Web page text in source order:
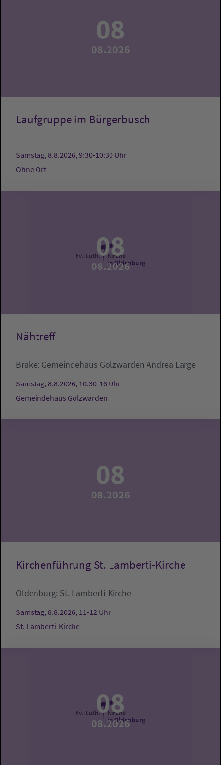
08
08.2026
Laufgruppe im Bürgerbusch
Samstag, 8.8.2026, 9:30-10:30 Uhr
Ohne Ort
08
08.2026
Nähtreff
Brake: Gemeindehaus Golzwarden Andrea Large
Samstag, 8.8.2026, 10:30-16 Uhr
Gemeindehaus Golzwarden
08
08.2026
Kirchenführung St. Lamberti-Kirche
Oldenburg: St. Lamberti-Kirche
Samstag, 8.8.2026, 11-12 Uhr
St. Lamberti-Kirche
08
08.2026